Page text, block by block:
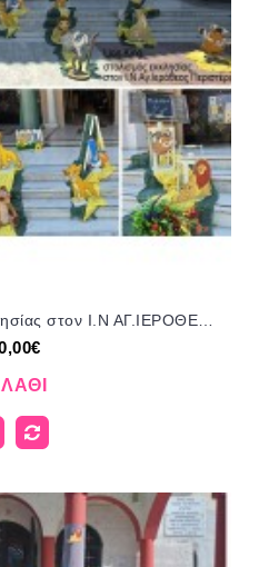
LION KING στολισμός εκκλησίας στον Ι.Ν ΑΓ.ΙΕΡΟΘΕΟ ΠΕΡΙΣΤΕΡΙ ΣΤΟΛ-150720264 190.00€!!!